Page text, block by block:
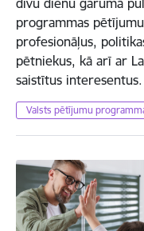
divu dienu garumā
programmas
profesionāļus,
pētniekus, kā arī ar
saistītus
Valsts pētījumu